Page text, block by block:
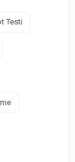
Testi